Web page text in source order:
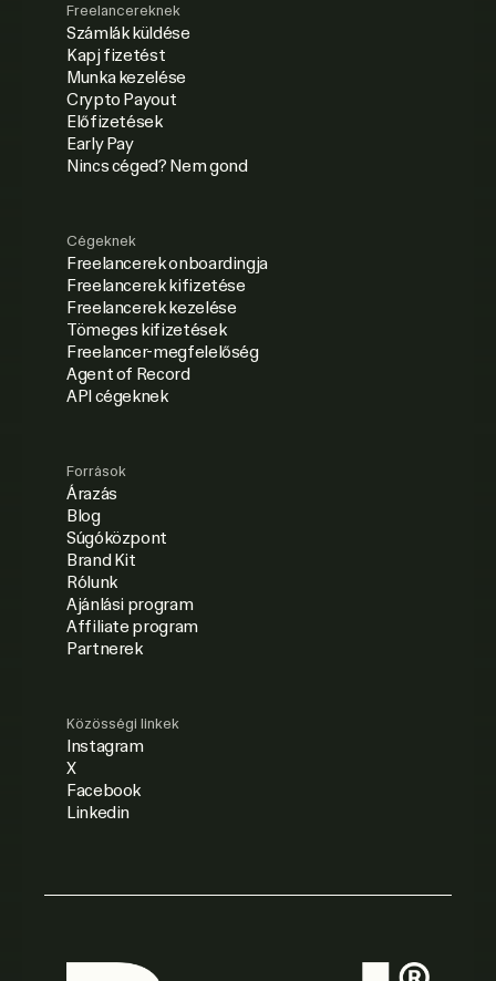
Freelancereknek
Számlák küldése
Kapj fizetést
Munka kezelése
Crypto Payout
Előfizetések
Early Pay
Nincs céged? Nem gond
Cégeknek
Freelancerek onboardingja
Freelancerek kifizetése
Freelancerek kezelése
Tömeges kifizetések
Freelancer-megfelelőség
Agent of Record
API cégeknek
Források
Árazás
Blog
Súgóközpont
Brand Kit
Rólunk
Ajánlási program
Affiliate program
Partnerek
Közösségi linkek
Instagram
X
Facebook
Linkedin